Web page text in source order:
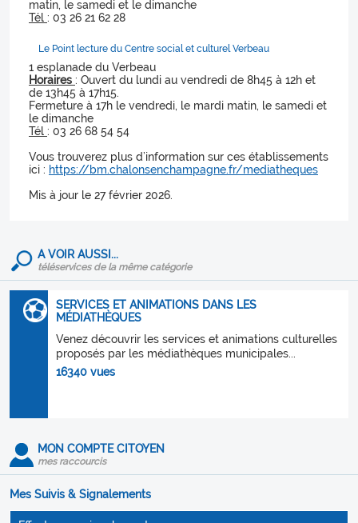
matin, le samedi et le dimanche
Tél : 03 26 21 62 28
Le Point lecture du Centre social et culturel Verbeau
1 esplanade du Verbeau
Horaires : Ouvert du lundi au vendredi de 8h45 à 12h et
de 13h45 à 17h15.
Fermeture à 17h le vendredi, le mardi matin, le samedi et
le dimanche
Tél : 03 26 68 54 54
Vous trouverez plus d’information sur ces établissements
ici : https://bm.chalonsenchampagne.fr/mediatheques
Mis à jour le 27 février 2026.
A VOIR AUSSI...
téléservices de la même catégorie
SERVICES ET ANIMATIONS DANS LES
MÉDIATHÈQUES
Venez découvrir les services et animations culturelles
proposés par les médiathèques municipales...
16340 vues
MON COMPTE CITOYEN
mes raccourcis
Mes Suivis & Signalements